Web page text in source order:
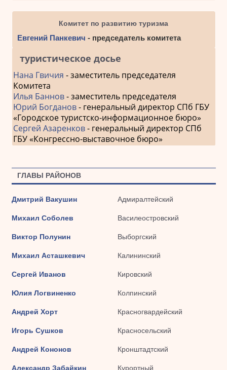
Комитет по развитию туризма
Евгений Панкевич - председатель комитета
туристическое досье
Нана Гвичия - заместитель председателя
Комитета
Илья Баннов- заместитель председателя
Юрий Богданов- генеральный директор СПб ГБУ
«Городское туристско-информационное бюро»
Сергей Азаренков- генеральный директор СПб
ГБУ «Конгрессно-выставочное бюро»
ГЛАВЫ РАЙОНОВ
Дмитрий Вакушин Адмиралтейский
Михаил Соболев Василеостровский
Виктор Полунин Выборгский
Михаил Асташкевич Калининский
Сергей Иванов Кировский
Юлия Логвиненко Колпинский
Андрей Хорт Красногвардейский
Игорь Сушков Красносельский
Андрей Кононов Кронштадтский
Александр Забайкин Курортный